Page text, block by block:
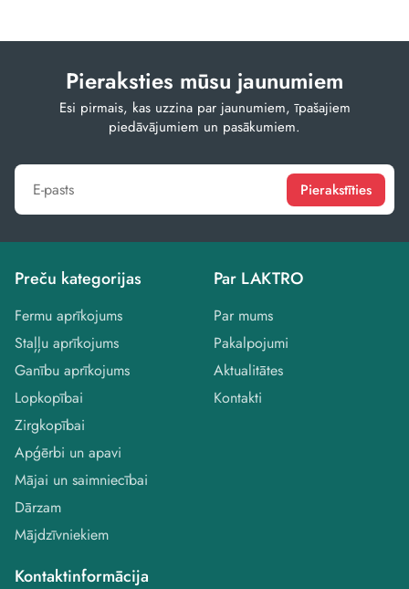
Pieraksties mūsu jaunumiem
Esi pirmais, kas uzzina par jaunumiem, īpašajiem
piedāvājumiem un pasākumiem.
Pierakstīties
Preču kategorijas
Fermu aprīkojums
Staļļu aprīkojums
Ganību aprīkojums
Lopkopībai
Zirgkopībai
Apģērbi un apavi
Mājai un saimniecībai
Dārzam
Mājdzīvniekiem
Par LAKTRO
Par mums
Pakalpojumi
Aktualitātes
Kontakti
Kontaktinformācija